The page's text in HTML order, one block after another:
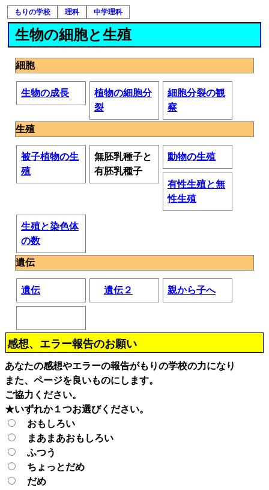
もりの学校 理科 中学理科
生物の細胞と生殖
細胞
生物の成長
植物の細胞分
裂
細胞分裂の観
察
生殖
被子植物の生
殖
無胚乳種子と
有胚乳種子
動物の生殖
有性生殖と無
性生殖
生殖と染色体
の数
遺伝
遺伝 遺伝２ 親から子へ
感想、エラー報告のお願い
あなたの感想やエラーの報告がもりの学校の力になり
また、ページを良いものにします。
ご協力ください。
★いずれか１つお選びください。
おもしろい
まあまあおもしろい
ふつう
ちょっとだめ
だめ